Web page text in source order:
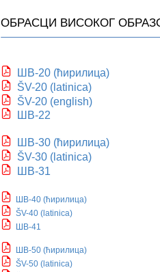
ОБРАСЦИ ВИСОКОГ
ШВ-20 (ћирилица)
ŠV-20 (latinica)
ŠV-20 (english)
ШВ-22
ШВ-30 (ћирилица)
ŠV-30 (latinica)
ШВ-31
ШВ-40 (ћирилица)
ŠV-40 (latinica)
ШВ-41
ШВ-50 (ћирилица)
ŠV-50 (latinica)